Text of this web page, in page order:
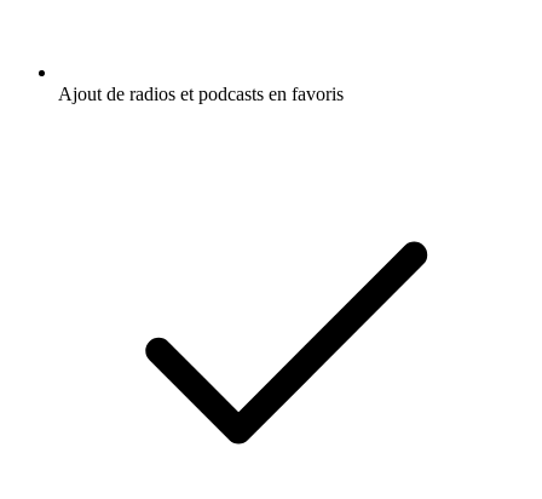
Ajout de radios et podcasts en favoris